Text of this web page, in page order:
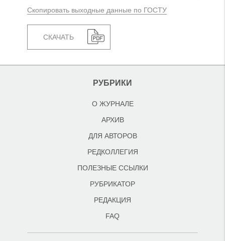
Скопировать выходные данные по ГОСТУ
СКАЧАТЬ
РУБРИКИ
О ЖУРНАЛЕ
АРХИВ
ДЛЯ АВТОРОВ
РЕДКОЛЛЕГИЯ
ПОЛЕЗНЫЕ ССЫЛКИ
РУБРИКАТОР
РЕДАКЦИЯ
FAQ